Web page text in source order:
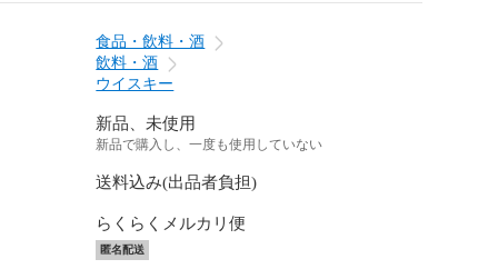
食品・飲料・酒
飲料・酒
ウイスキー
新品、未使用
新品で購入し、一度も使用していない
送料込み(出品者負担)
らくらくメルカリ便
匿名配送